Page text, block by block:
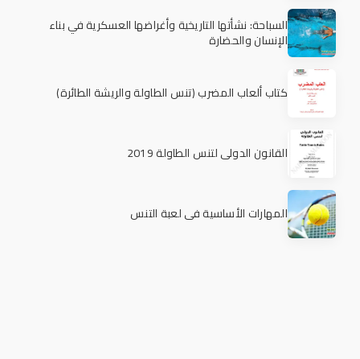
السباحة: نشأتها التاريخية وأغراضها العسكرية في بناء
الإنسان والحضارة
كتاب ألعاب المضرب (تنس الطاولة والريشة الطائرة)
القانون الدولي لتنس الطاولة 2019
المهارات الأساسية في لعبة التنس